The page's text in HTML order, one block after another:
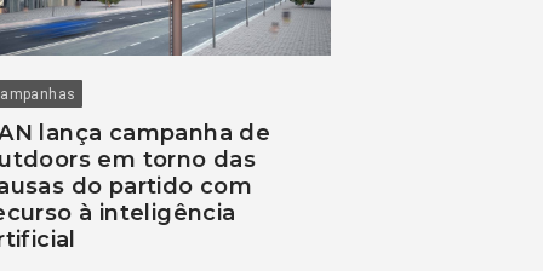
lança campanha de
em torno das
do partido com
à inteligência